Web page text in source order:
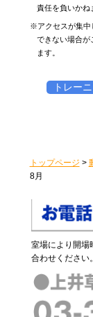
責任を負いかね
※アクセスが集中
できない場合が
ます。
トレー
トップページ >
8月
室場により開場
合わせください。